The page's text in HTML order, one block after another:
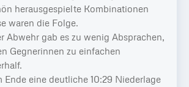
herausgespielte Kombinationen
waren die Folge.
Abwehr gab es zu wenig Absprachen,
Gegnerinnen zu einfachen
Ende eine deutliche 10:29 Niederlage